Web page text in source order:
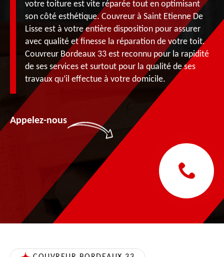
votre toiture est vite réparée tout en optimisant
son côté esthétique. Couvreur à Saint Etienne De
Lisse est à votre entière disposition pour assurer
avec qualité et finesse la réparation de votre toit.
Couvreur Bordeaux 33 est reconnu pour la rapidité
de ses services et surtout pour la qualité de ses
travaux qu’il effectue à votre domicile.
Appelez-nous